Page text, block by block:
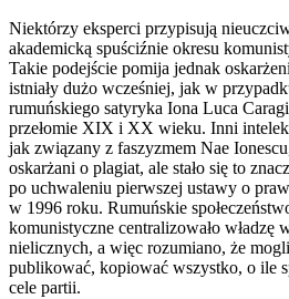
Niektórzy eksperci przypisują
akademicką spuściźnie okresu
Takie podejście pomija jednak
istniały dużo wcześniej, jak w
rumuńskiego satyryka Iona Luca
przełomie XIX i XX wieku. Inni
jak związany z faszyzmem Nae
oskarżani o plagiat, ale stało się to
po uchwaleniu pierwszej ustawy o
w 1996 roku. Rumuńskie
komunistyczne centralizowało władzę
nielicznych, a więc rozumiano, że
publikować, kopiować wszystko, o ile
cele partii.